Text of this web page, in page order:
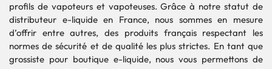
profils de vapoteurs et vapoteuses. Grâce à notre statut de
distributeur e-liquide en France, nous sommes en mesure
d’offrir entre autres, des produits français respectant les
normes de sécurité et de qualité les plus strictes. En tant que
grossiste pour boutique e-liquide, nous vous permettons de